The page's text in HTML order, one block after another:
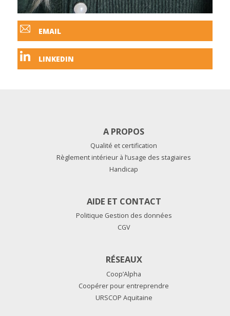
EMAIL
LINKEDIN
A PROPOS
Qualité et certification
Règlement intérieur à l’usage des stagiaires
Handicap
AIDE ET CONTACT
Politique Gestion des données
CGV
RÉSEAUX
Coop’Alpha
Coopérer pour entreprendre
URSCOP Aquitaine